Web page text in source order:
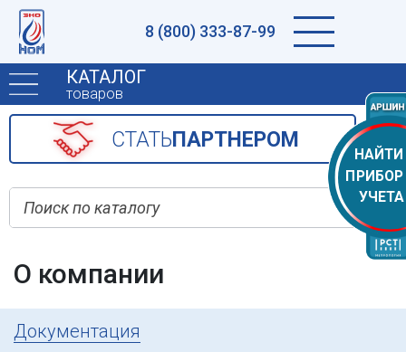
8 (800) 333-87-99
КАТАЛОГ
товаров
CТАТЬПАРТНЕРОМ
О компании
Документация
НАЙТИ
ПРИБОР
УЧЕТА